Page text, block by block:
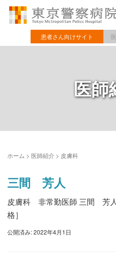
患者さん向けサイト
医師
ホーム > 医師紹介 > 皮膚科
三間 芳人
皮膚科 非常勤医師 三間 芳
格］
公開済み: 2022年4月1日